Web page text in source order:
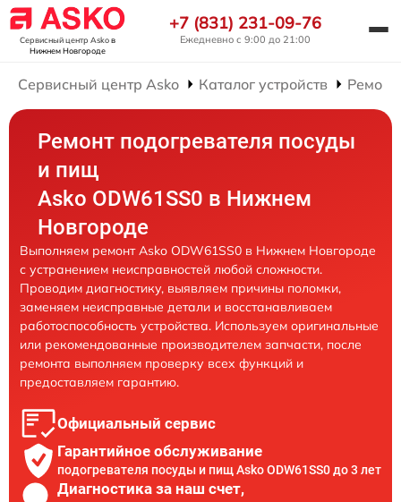
Сервисный центр Askoв
Нижнем Новгороде
+7 (831) 231-09-76
Ежедневно с 9:00 до 21:00
Сервисный центр Asko Каталог устройств
Ремонт подогревателя посуды
и пищ
Asko ODW61SS0 в Нижнем
Новгороде
Выполняем ремонт Asko ODW61SS0 в Нижнем Новгороде
с устранением неисправностей любой сложности.
Проводим диагностику, выявляем причины поломки,
заменяем неисправные детали и восстанавливаем
работоспособность устройства. Используем оригинальные
или рекомендованные производителем запчасти, после
ремонта выполняем проверку всех функций и
предоставляем гарантию.
Официальный сервис
Гарантийное обслуживание
подогревателя посуды и пищ Asko ODW61SS0 до 3 лет
Диагностика за наш счет,